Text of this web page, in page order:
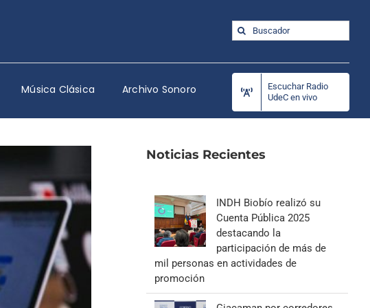
Buscar:
Música Clásica Archivo Sonoro
Escuchar Radio
UdeC en vivo
Noticias Recientes
INDH Biobío realizó su
Cuenta Pública 2025
destacando la
participación de más de
mil personas en actividades de
promoción